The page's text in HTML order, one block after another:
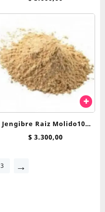
Jengibre Raiz Molido100
grs
$ 3.300,00
3 →